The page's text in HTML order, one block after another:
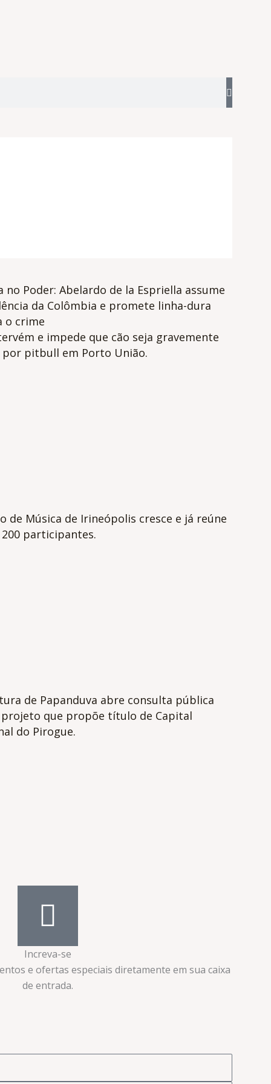
no Poder: Abelardo de la Espriella assume
da Colômbia e promete linha-dura
o crime
e impede que cão seja gravemente
pitbull em Porto União.
de Música de Irineópolis cresce e já reúne
200 participantes.
de Papanduva abre consulta pública
que propõe título de Capital
do Pirogue.
Increva-se
e ofertas especiais diretamente em sua caixa
de entrada.​